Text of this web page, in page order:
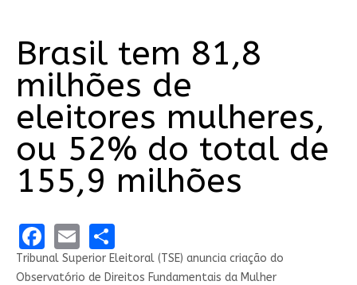
Brasil tem 81,8
milhões de
eleitores mulheres,
ou 52% do total de
155,9 milhões
Facebook
EmailShare
Tribunal Superior Eleitoral (TSE) anuncia criação do
Observatório de Direitos Fundamentais da Mulher